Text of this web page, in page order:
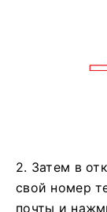
2. Затем в
свой номер
почты и